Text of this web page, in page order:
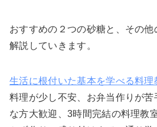
おすすめの２つの砂糖と、その
解説していきます。
生活に根付いた基本を学べる料理
料理が少し不安、お弁当作りが
な方大歓迎、3時間完結の料理教